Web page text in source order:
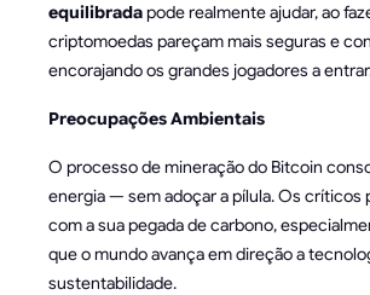
equilibradapode realmente ajudar, ao
criptomoedas pareçam mais seguras e
encorajando os grandes jogadores a
Preocupações Ambientais
O processo de mineração do Bitcoin
energia — sem adoçar a pílula. Os críticos
com a sua pegada de carbono,
que o mundo avança em direção a
sustentabilidade.